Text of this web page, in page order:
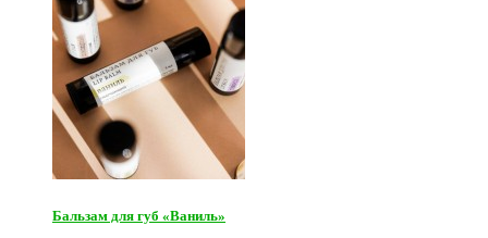
Бальзам для губ «Ваниль»